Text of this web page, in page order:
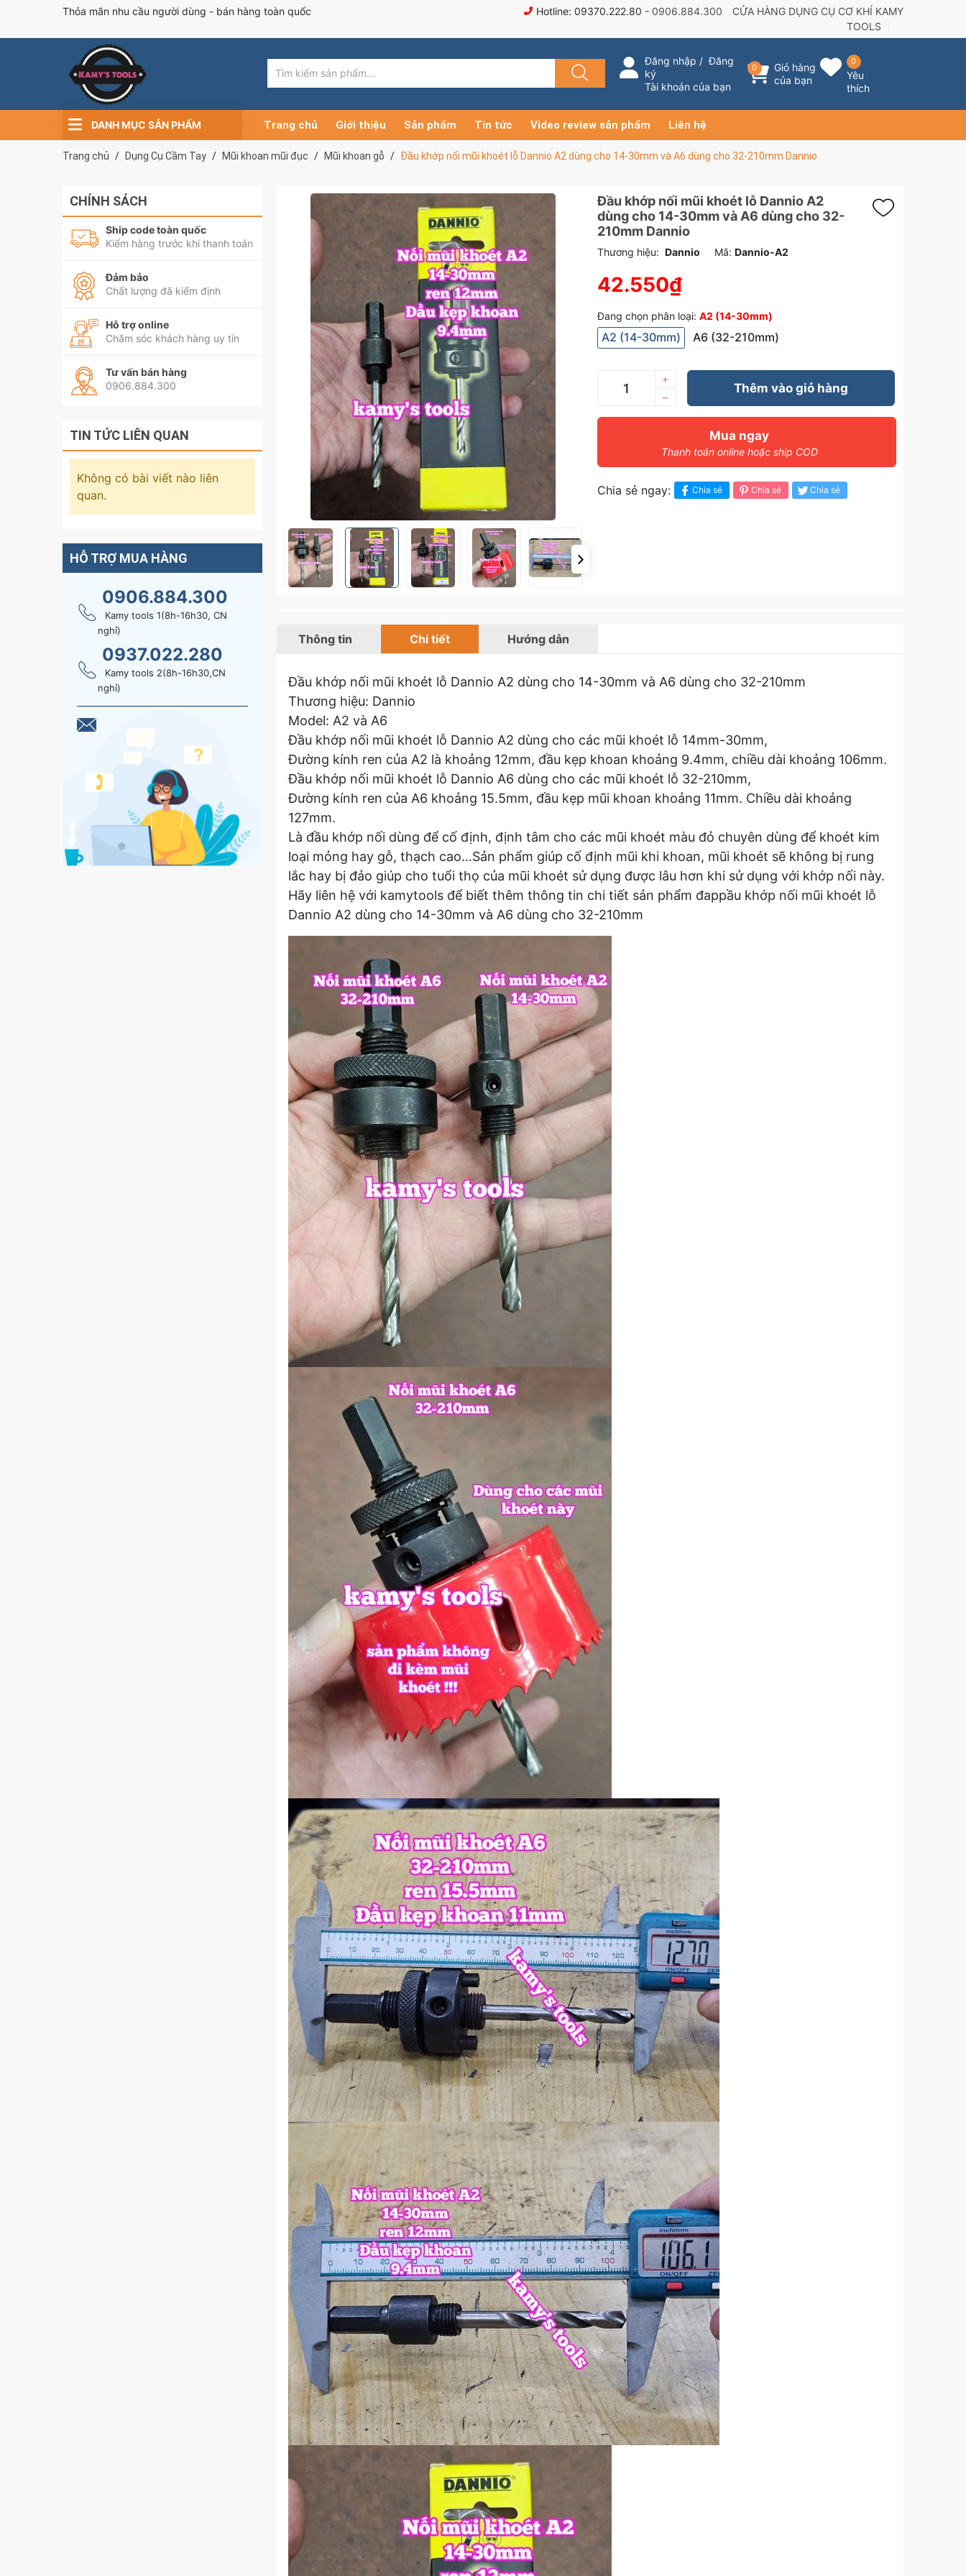
Thỏa mãn nhu cầu người dùng - bán hàng toàn quốc Hotline: 09370.222.80 - 0906.884.300
CỬA HÀNG DỤNG CỤ CƠ KHÍ KAMY
TOOLS
Đăng nhập /Đăng
ký
Tài khoản của bạn
0
Giỏ hàng
của bạn
0
Yêu
thích
DANH MỤC SẢN PHẨM Trang chủ Giới thiệu Sản phẩm Tin tức Video review sản phẩm Liên hệ
Trang chủ Dụng Cụ Cầm Tay Mũi khoan mũi đục Mũi khoan gỗ Đầu khớp nối mũi khoét lỗ Dannio A2 dùng cho 14-30mm và A6 dùng cho 32-210mm Dannio
Đầu khớp nối mũi khoét lỗ Dannio A2
dùng cho 14-30mm và A6 dùng cho 32-
210mm Dannio
Thương hiệu: Dannio Mã: Dannio-A2
42.550₫
Đang chọn phân loại: A2 (14-30mm)
A2 (14-30mm) A6 (32-210mm)
–
+
Thêm vào giỏ hàng
Mua ngay
Thanh toán online hoặc ship COD
Chia sẻ ngay: Chia sẻ Chia sẻ Chia sẻ
Thông tin Chi tiết Hướng dẫn
Đầu khớp nối mũi khoét lỗ Dannio A2 dùng cho 14-30mm và A6 dùng cho 32-210mm
Thương hiệu: Dannio
Model: A2 và A6
Đầu khớp nối mũi khoét lỗ Dannio A2 dùng cho các mũi khoét lỗ 14mm-30mm,
Đường kính ren của A2 là khoảng 12mm, đầu kẹp khoan khoảng 9.4mm, chiều dài khoảng 106mm.
Đầu khớp nối mũi khoét lỗ Dannio A6 dùng cho các mũi khoét lỗ 32-210mm,
Đường kính ren của A6 khoảng 15.5mm, đầu kẹp mũi khoan khoảng 11mm. Chiều dài khoảng
127mm.
Là đầu khớp nối dùng để cố định, định tâm cho các mũi khoét màu đỏ chuyên dùng để khoét kim
loại mỏng hay gỗ, thạch cao…Sản phẩm giúp cố định mũi khi khoan, mũi khoét sẽ không bị rung
lắc hay bị đảo giúp cho tuổi thọ của mũi khoét sử dụng được lâu hơn khi sử dụng với khớp nối này.
Hãy liên hệ với kamytools để biết thêm thông tin chi tiết sản phẩm đappầu khớp nối mũi khoét lỗ
Dannio A2 dùng cho 14-30mm và A6 dùng cho 32-210mm
CHÍNH SÁCH
Ship code toàn quốc
Kiểm hàng trước khi thanh toán
Đảm bảo
Chất lượng đã kiểm định
Hỗ trợ online
Chăm sóc khách hàng uy tín
Tư vấn bán hàng
0906.884.300
TIN TỨC LIÊN QUAN
Không có bài viết nào liên
quan.
HỖ TRỢ MUA HÀNG
0906.884.300
Kamy tools 1(8h-16h30, CN
nghỉ)
0937.022.280
Kamy tools 2(8h-16h30,CN
nghỉ)